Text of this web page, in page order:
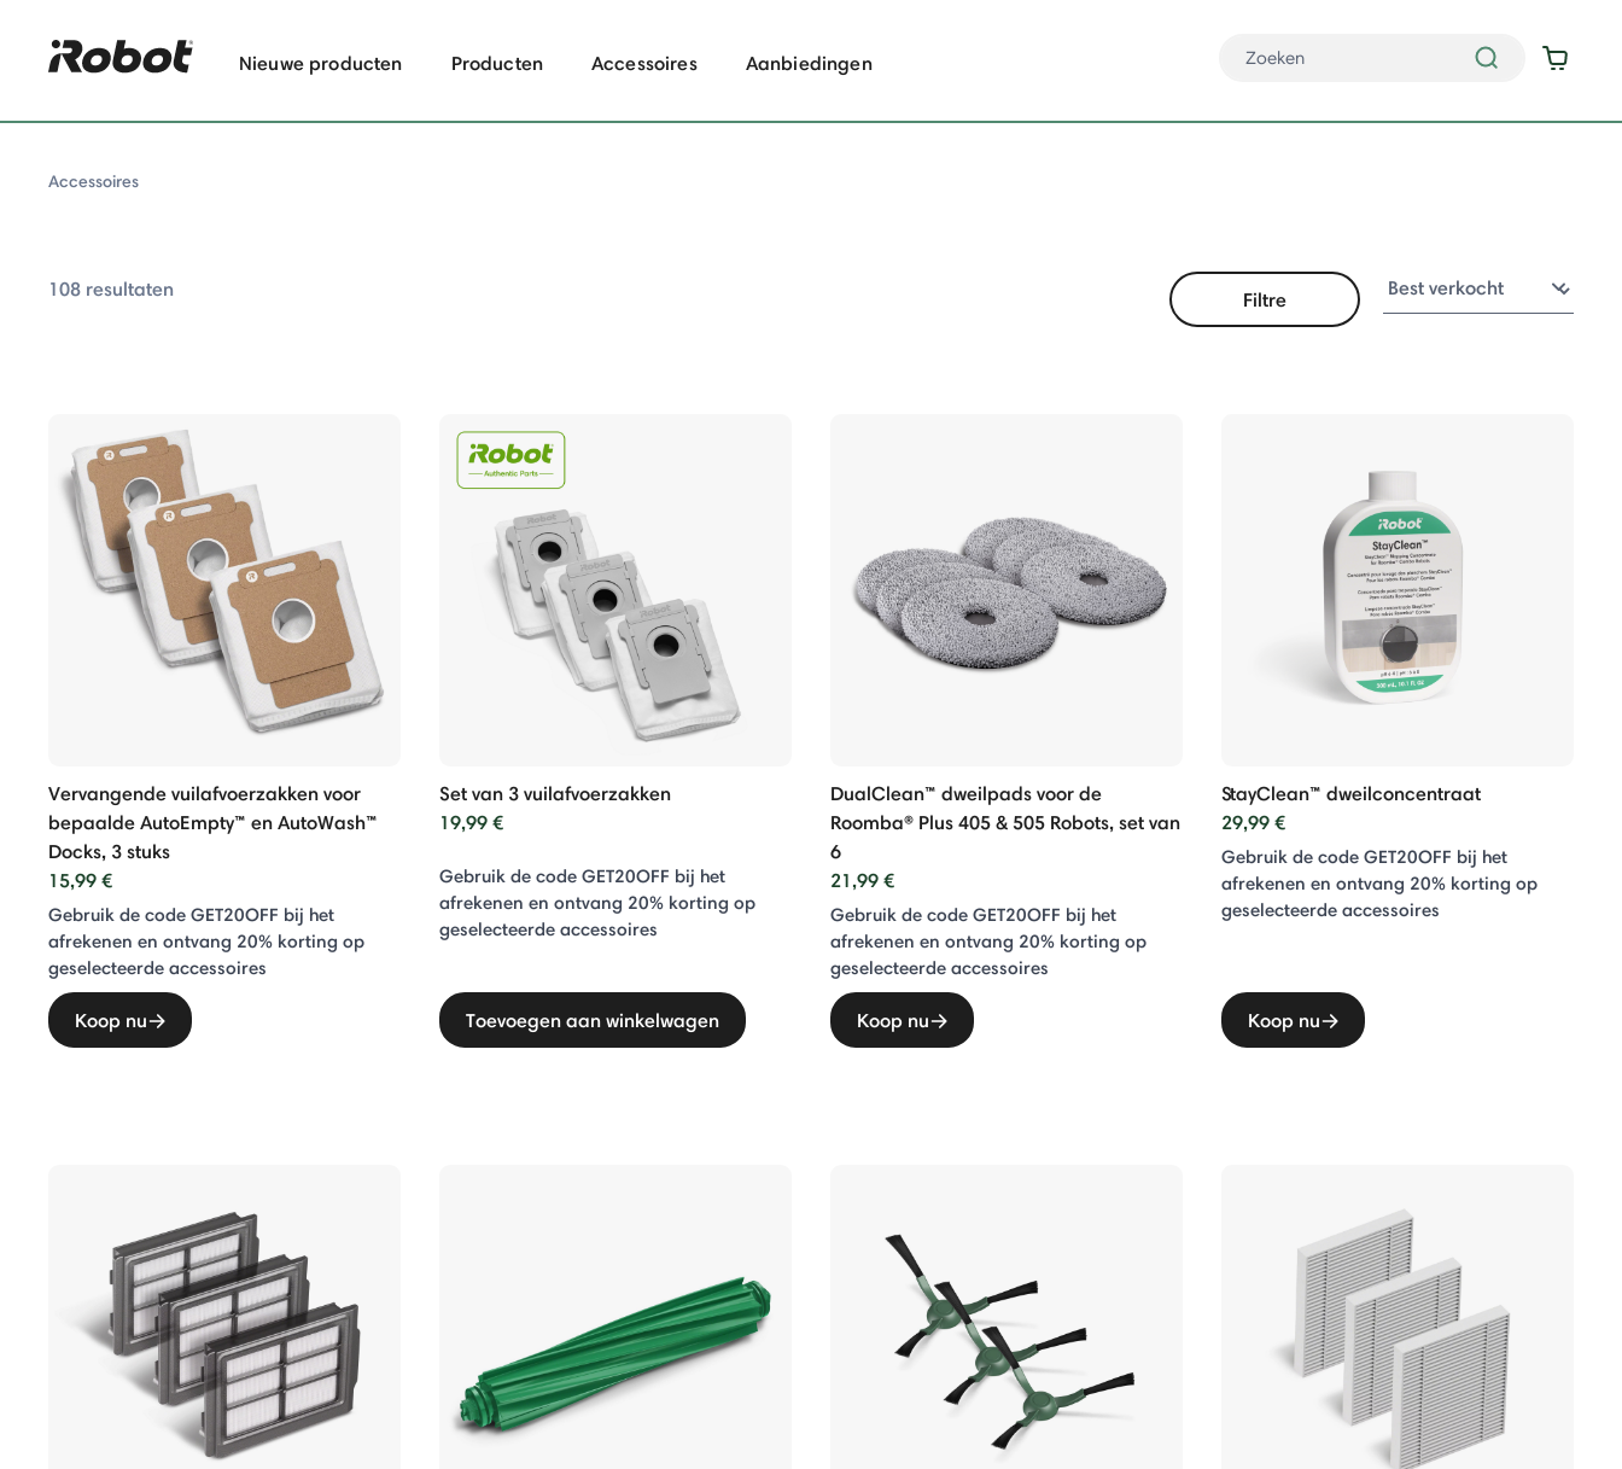
Nieuwe producten Producten Accessoires Aanbiedingen
Accessoires
108 resultaten Filtre
Vervangende vuilafvoerzakken voor
bepaalde AutoEmpty™ en AutoWash™
Docks, 3 stuks
15,99 €
Gebruik de code GET20OFF bij het
afrekenen en ontvang 20% ​​korting op
geselecteerde accessoires
Koop nu
Set van 3 vuilafvoerzakken
19,99 €
Gebruik de code GET20OFF bij het
afrekenen en ontvang 20% ​​korting op
geselecteerde accessoires
Toevoegen aan winkelwagen
DualClean™ dweilpads voor de
Roomba® Plus 405 & 505 Robots, set van
6
21,99 €
Gebruik de code GET20OFF bij het
afrekenen en ontvang 20% ​​korting op
geselecteerde accessoires
Koop nu
StayClean™ dweilconcentraat
29,99 €
Gebruik de code GET20OFF bij het
afrekenen en ontvang 20% ​​korting op
geselecteerde accessoires
Koop nu